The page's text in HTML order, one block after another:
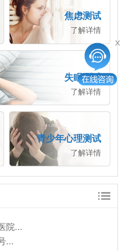
焦虑测试
了解详情
失眠测试
了解详情
青少年心理测试
了解详情
院...
...